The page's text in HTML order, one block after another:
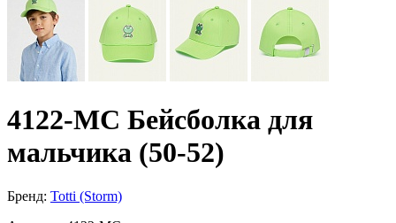
4122-МС Бейсболка для
мальчика (50-52)
Бренд: Totti (Storm)